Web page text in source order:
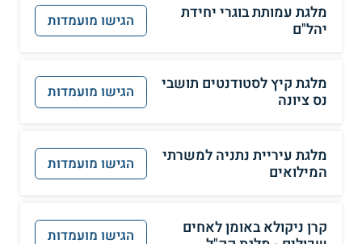
מלגת עמותת בוגרי יחידת
יהל"ם
הגישו מועמדות
מלגת קיץ לסטודנטים תושבי
נס ציונה
הגישו מועמדות
מלגת עיריית נתניה למשרתי
המילואים
הגישו מועמדות
קרן ניקולא באומן לאחים
הגישו מועמדות